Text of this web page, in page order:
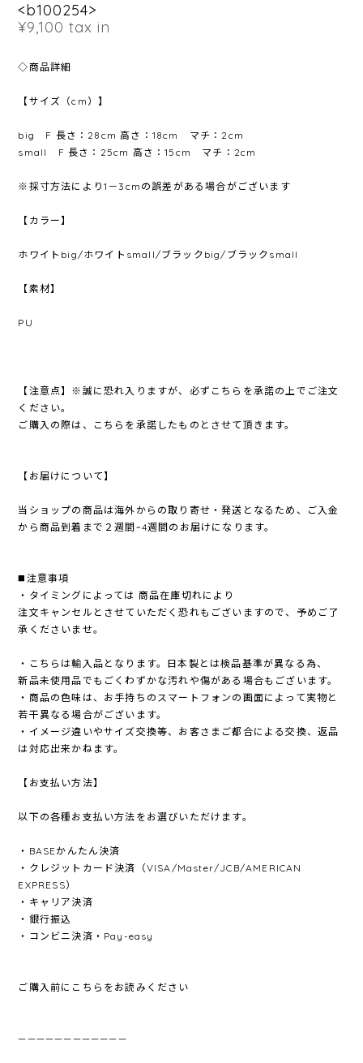
<b100254>
¥9,100 tax in
◇商品詳細
【サイズ（cm）】
big F 長さ：28cm 高さ：18cm マチ：2cm
small F 長さ：25cm 高さ：15cm マチ：2cm
※採寸方法により1－3cmの誤差がある場合がございます
【カラー】
ホワイトbig/ホワイトsmall/ブラックbig/ブラックsmall
【素材】
PU
【注意点】※誠に恐れ入りますが、必ずこちらを承諾の上でご注文
ください。
ご購入の際は、こちらを承諾したものとさせて頂きます。
【お届けについて】
当ショップの商品は海外からの取り寄せ・発送となるため、ご入金
から商品到着まで２週間~4週間のお届けになります。
◼️注意事項
・タイミングによっては 商品在庫切れにより
注文キャンセルとさせていただく恐れもございますので、予めご了
承くださいませ。
・こちらは輸入品となります。日本製とは検品基準が異なる為、
新品未使用品でもごくわずかな汚れや傷がある場合もございます。
・商品の色味は、お手持ちのスマートフォンの画面によって実物と
若干異なる場合がございます。
・イメージ違いやサイズ交換等、お客さまご都合による交換、返品
は対応出来かねます。
【お支払い方法】
以下の各種お支払い方法をお選びいただけます。
・BASEかんたん決済
・クレジットカード決済（VISA/Master/JCB/AMERICAN
EXPRESS）
・キャリア決済
・銀行振込
・コンビニ決済・Pay-easy
ご購入前にこちらをお読みください
————————————